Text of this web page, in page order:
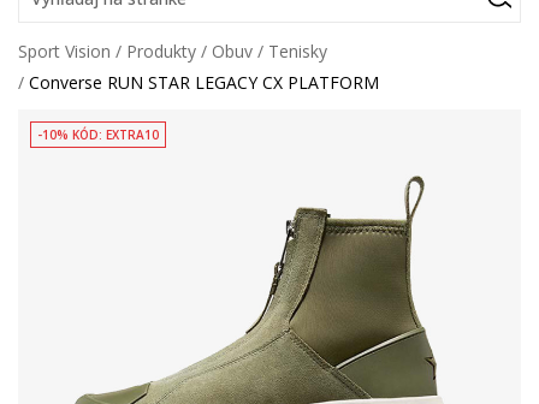
Sport Vision Produkty Obuv
Tenisky
Converse RUN STAR LEGACY CX PLATFORM
-10% KÓD: EXTRA10